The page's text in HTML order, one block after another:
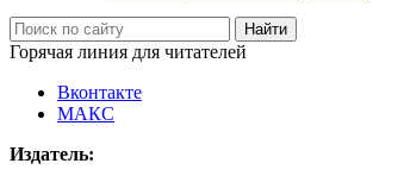
Горячая линия для читателей
Вконтакте
МАКС
Издатель: